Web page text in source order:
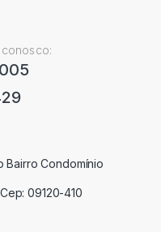
Bairro Condomínio
09120-410